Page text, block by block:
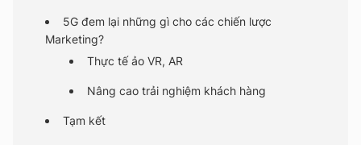
5G đem lại những gì cho các chiến lược
Marketing?
Thực tế ảo VR, AR
Nâng cao trải nghiệm khách hàng
Tạm kết